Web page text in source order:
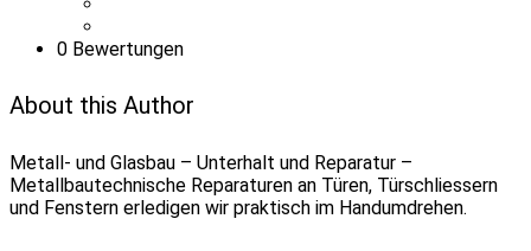
0 Bewertungen
About this Author
Metall- und Glasbau – Unterhalt und Reparatur –
Metallbautechnische Reparaturen an Türen, Türschliessern
und Fenstern erledigen wir praktisch im Handumdrehen.